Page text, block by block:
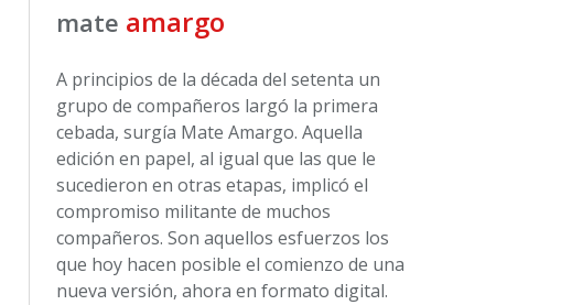
mate amargo
A principios de la década del setenta un
grupo de compañeros largó la primera
cebada, surgía Mate Amargo. Aquella
edición en papel, al igual que las que le
sucedieron en otras etapas, implicó el
compromiso militante de muchos
compañeros. Son aquellos esfuerzos los
que hoy hacen posible el comienzo de una
nueva versión, ahora en formato digital.